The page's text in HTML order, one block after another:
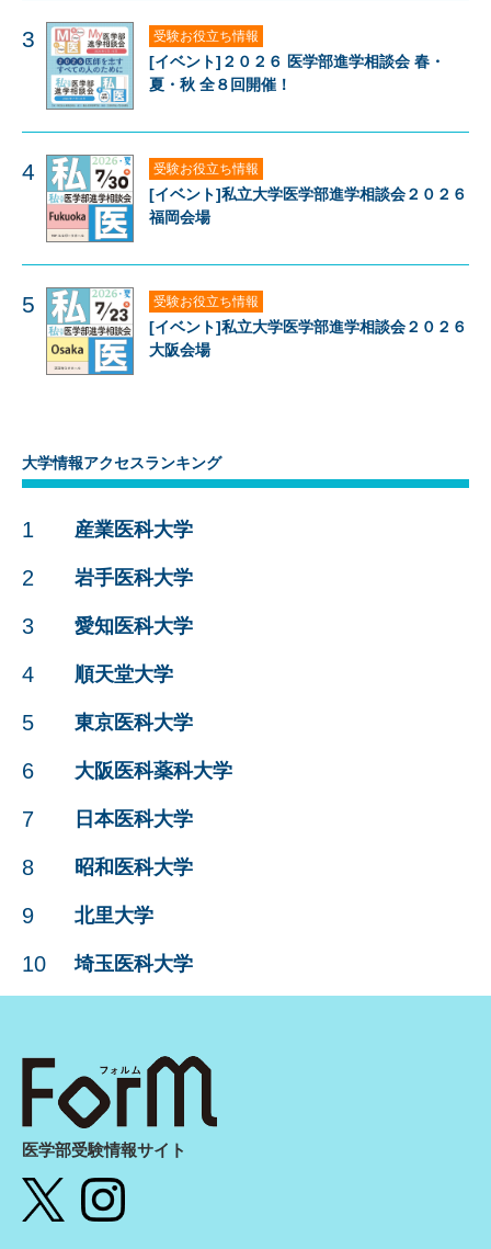
3 受験お役立ち情報
[イベント]２０２６ 医学部進学相談会 春・
夏・秋 全８回開催！
4 受験お役立ち情報
[イベント]私立大学医学部進学相談会２０２６
福岡会場
5 受験お役立ち情報
[イベント]私立大学医学部進学相談会２０２６
大阪会場
大学情報アクセスランキング
1 産業医科大学
2 岩手医科大学
3 愛知医科大学
4 順天堂大学
5 東京医科大学
6 大阪医科薬科大学
7 日本医科大学
8 昭和医科大学
9 北里大学
10 埼玉医科大学
医学部受験情報サイト